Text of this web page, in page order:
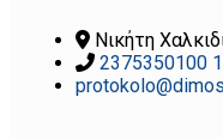
Νικήτη
2375350100